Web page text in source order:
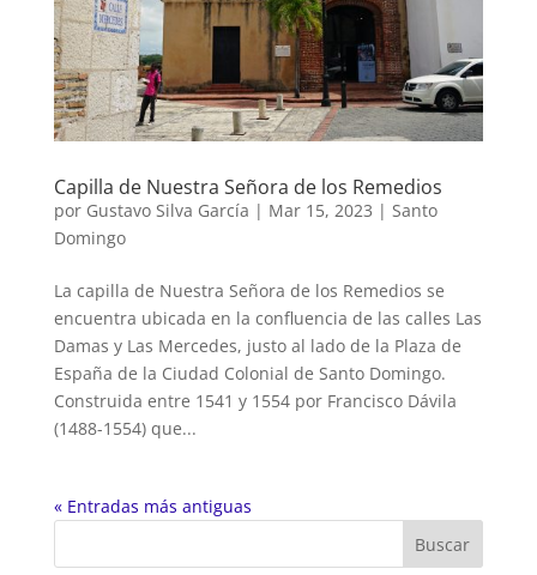
Capilla de Nuestra Señora de los Remedios
por Gustavo Silva García | Mar 15, 2023 | Santo
Domingo
La capilla de Nuestra Señora de los Remedios se
encuentra ubicada en la confluencia de las calles Las
Damas y Las Mercedes, justo al lado de la Plaza de
España de la Ciudad Colonial de Santo Domingo.
Construida entre 1541 y 1554 por Francisco Dávila
(1488-1554) que...
« Entradas más antiguas
Buscar